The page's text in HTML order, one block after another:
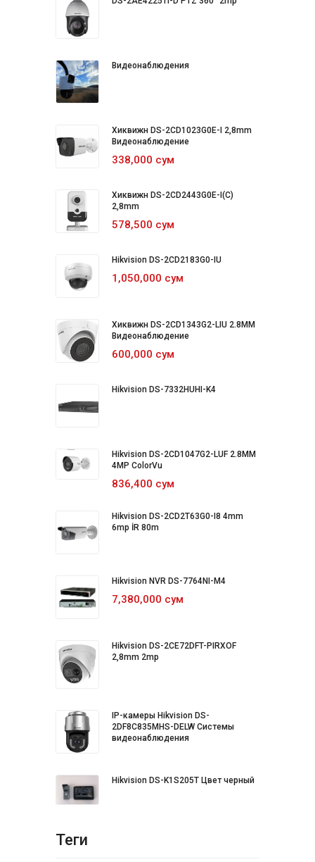
Видеонаблюдения
Хиквижн DS-2CD1023G0E-I 2,8mm
Видеонаблюдение
338,000 сум
Хиквижн DS-2CD2443G0E-I(C)
2,8mm
578,500 сум
Hikvision DS-2CD2183G0-IU
1,050,000 сум
Хиквижн DS-2CD1343G2-LIU 2.8MM
Видеонаблюдение
600,000 сум
Hikvision DS-7332HUHI-K4
Hikvision DS-2CD1047G2-LUF 2.8MM
4MP ColorVu
836,400 сум
Hikvision DS-2CD2T63G0-I8 4mm
6mp İR 80m
Hikvision NVR DS-7764NI-M4
7,380,000 сум
Hikvision DS-2CE72DFT-PIRXOF
2,8mm 2mp
IP-камеры Hikvision DS-
2DF8C835MHS-DELW Системы
видеонаблюдения
Hikvision DS-K1S205T Цвет черный
Теги